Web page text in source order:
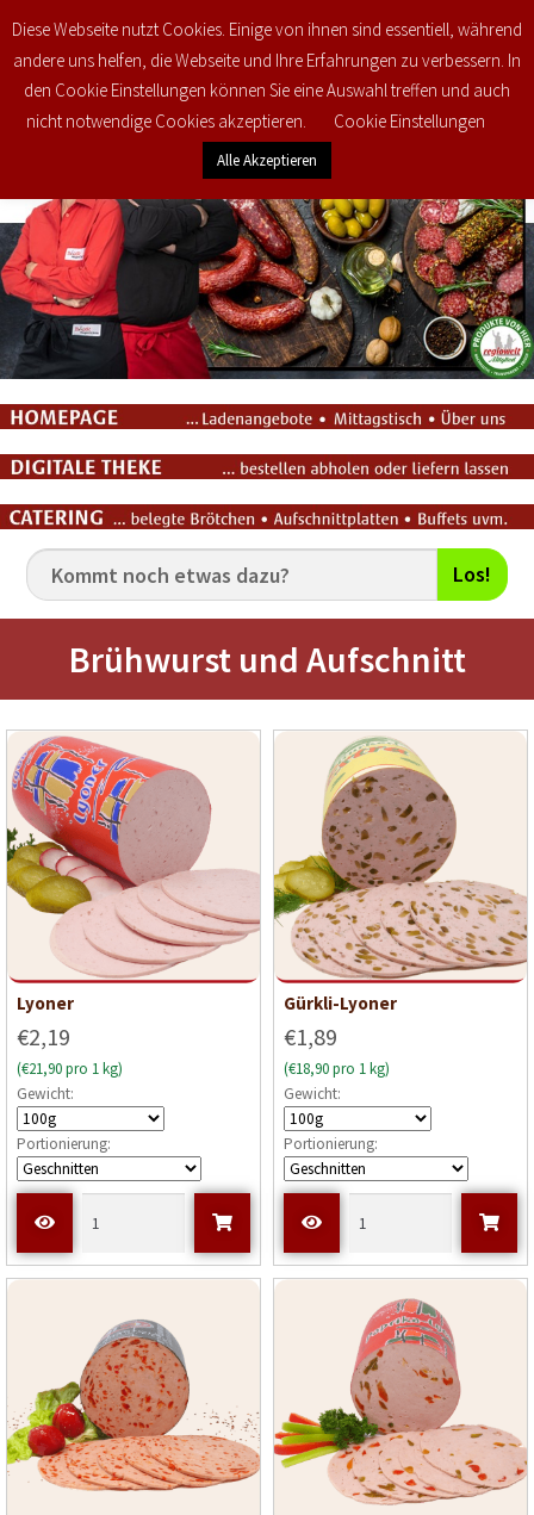
€0,00 0
Los!
Brühwurst und Aufschnitt
Lyoner
€2,19
(€21,90 pro 1 kg)
Gewicht:
Portionierung:
Gürkli-Lyoner
€1,89
(€18,90 pro 1 kg)
Gewicht:
Portionierung:
Diese Webseite nutzt Cookies. Einige von ihnen sind essentiell, während
andere uns helfen, die Webseite und Ihre Erfahrungen zu verbessern. In
den Cookie Einstellungen können Sie eine Auswahl treffen und auch
nicht notwendige Cookies akzeptieren.
Cookie Einstellungen
Alle Akzeptieren